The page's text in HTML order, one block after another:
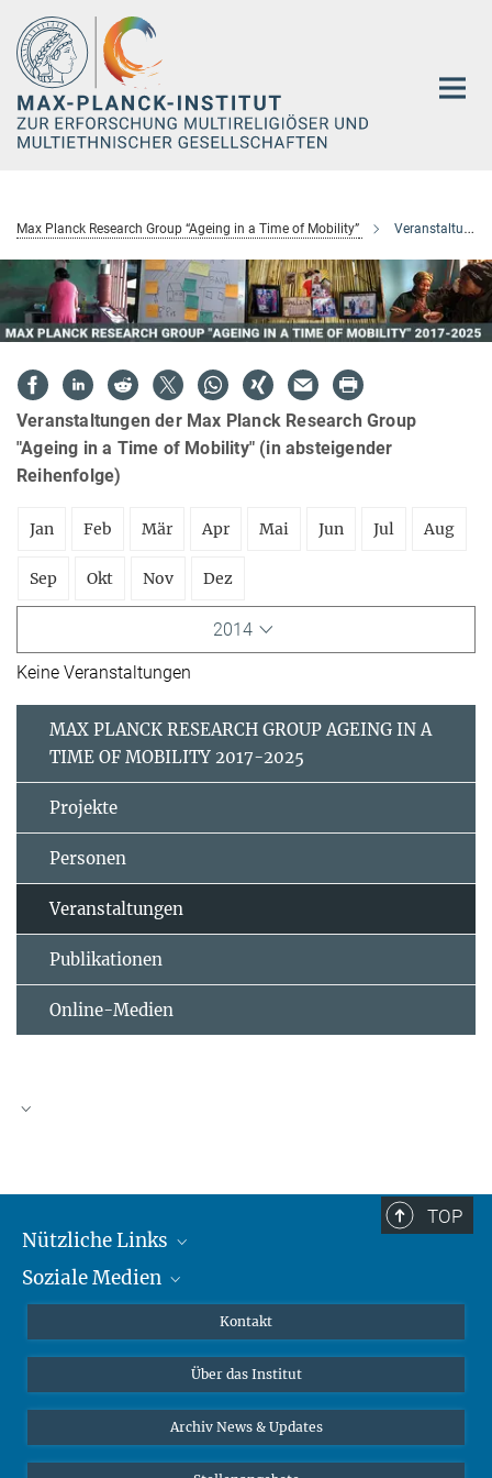
Hauptinhalt
Max Planck Research Group “Ageing in a Time of Mobility” Veranstaltungen
Veranstaltungen der Max Planck Research Group
"Ageing in a Time of Mobility" (in absteigender
Reihenfolge)
Jan Feb Mär Apr Mai Jun Jul Aug
Sep Okt Nov Dez
2014
Keine Veranstaltungen
MAX PLANCK RESEARCH GROUP AGEING IN A
TIME OF MOBILITY 2017-2025
Projekte
Personen
Veranstaltungen
Publikationen
Online-Medien
TOP
Nützliche Links
MMG Alumni Corner
Online-Vorträge
Interviews zum Thema "Diversity"
Soziale Medien
Bluesky
Kontakt
Über das Institut
Archiv News & Updates